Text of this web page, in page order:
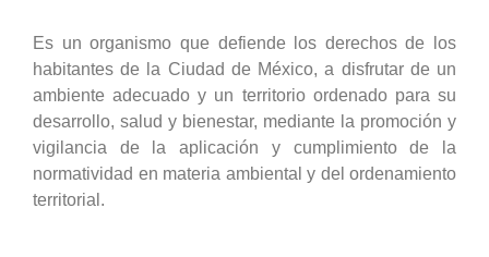
Es un organismo que defiende los derechos de los
habitantes de la Ciudad de México, a disfrutar de un
ambiente adecuado y un territorio ordenado para su
desarrollo, salud y bienestar, mediante la promoción y
vigilancia de la aplicación y cumplimiento de la
normatividad en materia ambiental y del ordenamiento
territorial.